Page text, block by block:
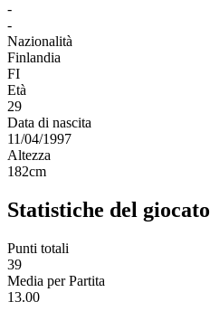
-
-
Nazionalità
Finlandia
FI
Età
29
Data di nascita
11/04/1997
Altezza
182cm
Statistiche del
Punti totali
39
Media per Partita
13.00